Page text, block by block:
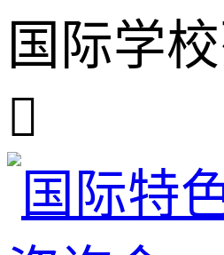
国际学
